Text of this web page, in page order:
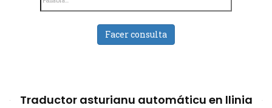
Facer consulta
Traductor asturianu automáticu en llinia